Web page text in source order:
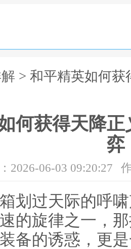
> 和平精英如何
何获得天降
弈
2026-06-03 09:20:27
划过天际的呼
的旋律之一，
备的诱惑，更